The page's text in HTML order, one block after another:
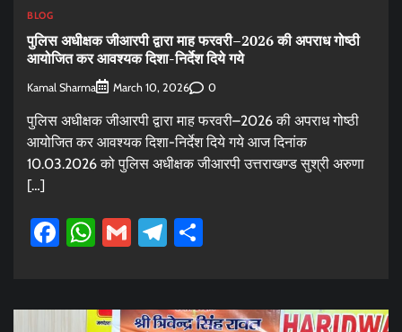
BLOG
पुलिस अधीक्षक जीआरपी द्वारा माह फरवरी–2026 की अपराध गोष्ठी
आयोजित कर आवश्यक दिशा-निर्देश दिये गये
Kamal Sharma March 10, 2026 0
पुलिस अधीक्षक जीआरपी द्वारा माह फरवरी–2026 की अपराध गोष्ठी
आयोजित कर आवश्यक दिशा-निर्देश दिये गये आज दिनांक
10.03.2026 को पुलिस अधीक्षक जीआरपी उत्तराखण्ड सुश्री अरुणा
[…]
Facebook
WhatsApp
GmailTelegram